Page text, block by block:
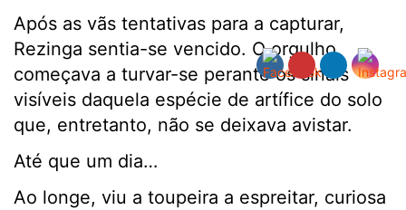
Após as vãs tentativas para a capturar,
Rezinga sentia-se vencido. O orgulho
começava a turvar-se perante os sinais
visíveis daquela espécie de artífice do solo
que, entretanto, não se deixava avistar.
Até que um dia…
Ao longe, viu a toupeira a espreitar, curiosa